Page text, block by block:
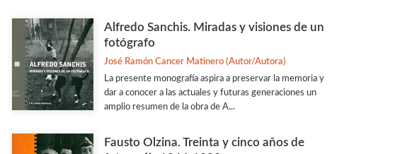
Alfredo Sanchis. Miradas y visiones de un
fotógrafo
José Ramón Cancer Matinero (Autor/Autora)
La presente monografía aspira a preservar la memoria y
dar a conocer a las actuales y futuras generaciones un
amplio resumen de la obra de A...
Fausto Olzina. Treinta y cinco años de